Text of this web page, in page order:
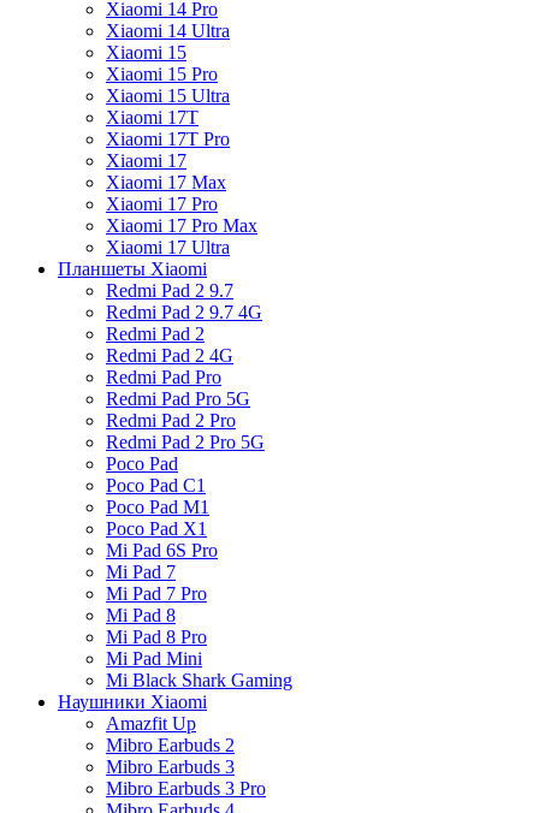
Xiaomi 14 Pro
Xiaomi 14 Ultra
Xiaomi 15
Xiaomi 15 Pro
Xiaomi 15 Ultra
Xiaomi 17T
Xiaomi 17T Pro
Xiaomi 17
Xiaomi 17 Max
Xiaomi 17 Pro
Xiaomi 17 Pro Max
Xiaomi 17 Ultra
Планшеты Xiaomi
Redmi Pad 2 9.7
Redmi Pad 2 9.7 4G
Redmi Pad 2
Redmi Pad 2 4G
Redmi Pad Pro
Redmi Pad Pro 5G
Redmi Pad 2 Pro
Redmi Pad 2 Pro 5G
Poco Pad
Poco Pad C1
Poco Pad M1
Poco Pad X1
Mi Pad 6S Pro
Mi Pad 7
Mi Pad 7 Pro
Mi Pad 8
Mi Pad 8 Pro
Mi Pad Mini
Mi Black Shark Gaming
Наушники Xiaomi
Amazfit Up
Mibro Earbuds 2
Mibro Earbuds 3
Mibro Earbuds 3 Pro